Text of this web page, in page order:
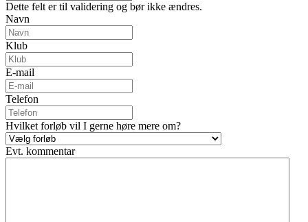
Dette felt er til validering og bør ikke ændres.
Navn
Klub
E-mail
Telefon
Hvilket forløb vil I gerne høre mere om?
Evt. kommentar